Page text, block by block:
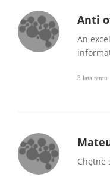
Anti
An
3 lata temu
Chętne